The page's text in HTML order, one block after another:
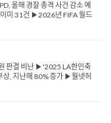
올해 경찰 총격 사건 감소 예
미 31건 ▶2026년 FIFA 월드
드와 계정 필수 ▶NASA, 화성
판결 비난 ▶'2025 LA한인축
상, 지난해 80% 증가 ▶월넷허
위 하와이 ▶배스 LA시장, 주